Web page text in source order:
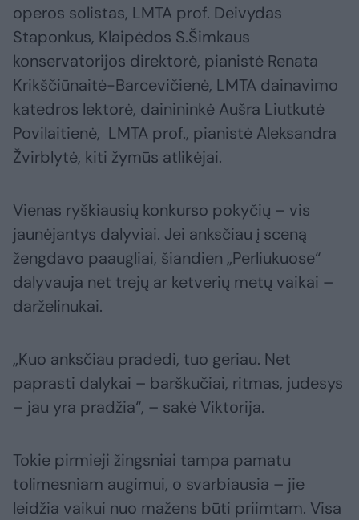
operos solistas, LMTA prof. Deivydas
Staponkus, Klaipėdos S.Šimkaus
konservatorijos direktorė, pianistė Renata
Krikščiūnaitė-Barcevičienė, LMTA dainavimo
katedros lektorė, dainininkė Aušra Liutkutė
Povilaitienė, LMTA prof., pianistė Aleksandra
Žvirblytė, kiti žymūs atlikėjai.
Vienas ryškiausių konkurso pokyčių – vis
jaunėjantys dalyviai. Jei anksčiau į sceną
žengdavo paaugliai, šiandien „Perliukuose“
dalyvauja net trejų ar ketverių metų vaikai –
darželinukai.
„Kuo anksčiau pradedi, tuo geriau. Net
paprasti dalykai – barškučiai, ritmas, judesys
– jau yra pradžia“, – sakė Viktorija.
Tokie pirmieji žingsniai tampa pamatu
tolimesniam augimui, o svarbiausia – jie
leidžia vaikui nuo mažens būti priimtam. Visa